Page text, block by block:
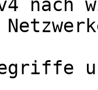
nach